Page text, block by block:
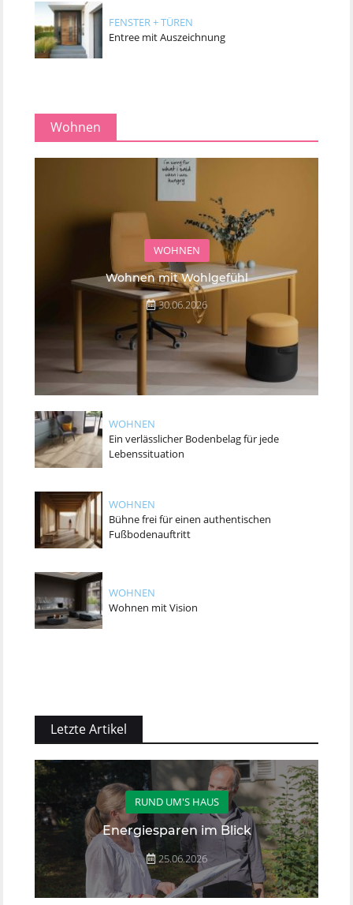
FENSTER + TÜREN
Entree mit Auszeichnung
Wohnen
WOHNEN
Wohnen mit Wohlgefühl
30.06.2026
WOHNEN
Ein verlässlicher Bodenbelag für jede
Lebenssituation
WOHNEN
Bühne frei für einen authentischen
Fußbodenauftritt
WOHNEN
Wohnen mit Vision
Letzte Artikel
RUND UM'S HAUS
Energiesparen im Blick
25.06.2026